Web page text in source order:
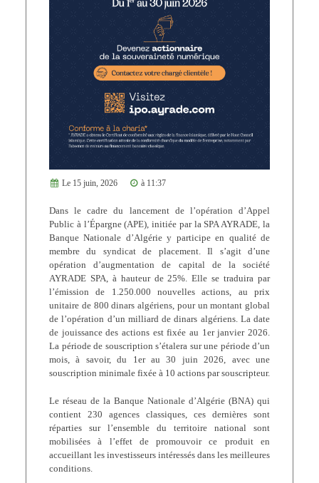
Le 15 juin, 2026 à 11:37
Dans le cadre du lancement de l’opération d’Appel
Public à l’Épargne (APE), initiée par la SPA AYRADE, la
Banque Nationale d’Algérie y participe en qualité de
membre du syndicat de placement. Il s’agit d’une
opération d’augmentation de capital de la société
AYRADE SPA, à hauteur de 25%. Elle se traduira par
l’émission de 1.250.000 nouvelles actions, au prix
unitaire de 800 dinars algériens, pour un montant global
de l’opération d’un milliard de dinars algériens. La date
de jouissance des actions est fixée au 1er janvier 2026.
La période de souscription s’étalera sur une période d’un
mois, à savoir, du 1er au 30 juin 2026, avec une
souscription minimale fixée à 10 actions par souscripteur.
Le réseau de la Banque Nationale d’Algérie (BNA) qui
contient 230 agences classiques, ces dernières sont
réparties sur l’ensemble du territoire national sont
mobilisées à l’effet de promouvoir ce produit en
accueillant les investisseurs intéressés dans les meilleures
conditions.